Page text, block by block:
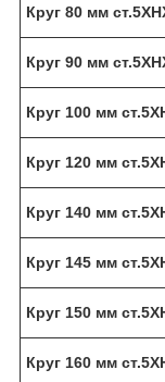
Круг 80 мм
Круг 90 мм
Круг 100 мм
Круг 120 мм
Круг 140 мм
Круг 145 мм
Круг 150 мм
Круг 160 мм